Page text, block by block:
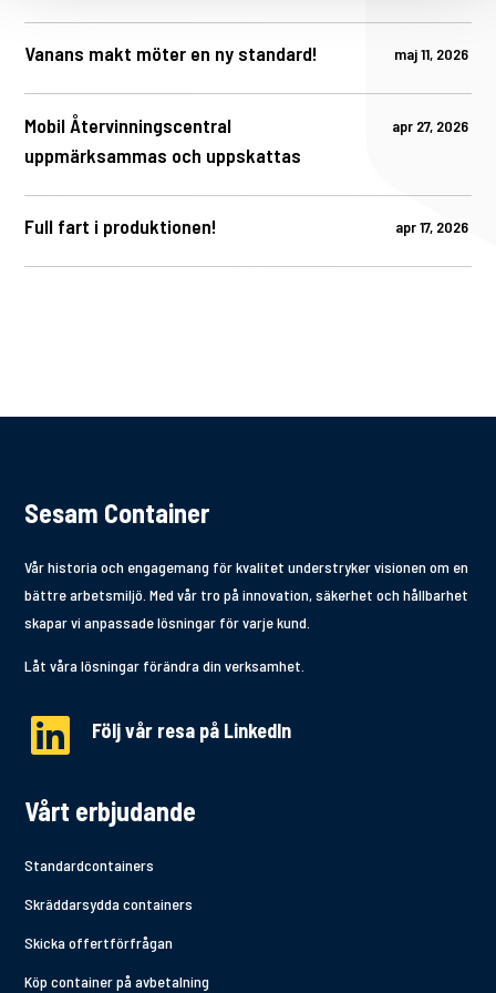
maj 11, 2026
Vanans makt möter en ny standard!
apr 27, 2026
Mobil Återvinningscentral
uppmärksammas och uppskattas
apr 17, 2026
Full fart i produktionen!
Sesam Container
Vår historia och engagemang för kvalitet understryker visionen om en
bättre arbetsmiljö. Med vår tro på innovation, säkerhet och hållbarhet
skapar vi anpassade lösningar för varje kund.
Låt våra lösningar förändra din verksamhet.
 Följ vår resa på LinkedIn
Vårt erbjudande
Standardcontainers
Skräddarsydda containers
Skicka offertförfrågan
Köp container på avbetalning